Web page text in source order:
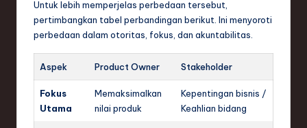
Untuk lebih memperjelas perbedaan tersebut,
pertimbangkan tabel perbandingan berikut. Ini menyoroti
perbedaan dalam otoritas, fokus, dan akuntabilitas.
Aspek Product Owner Stakeholder
Fokus
Utama
Memaksimalkan
nilai produk
Kepentingan bisnis /
Keahlian bidang